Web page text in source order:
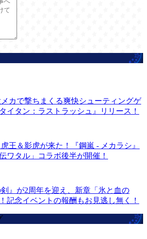
メカで撃ちまくる爽快シューティングゲ
イタン：ラストラッシュ』リリース！
王＆影虎が来た！『鋼嵐 - メカラシ』
ワタル」コラボ後半が開催！
剣』が2周年を迎え、新章「氷と血の
記念イベントの報酬もお見逃し無く！